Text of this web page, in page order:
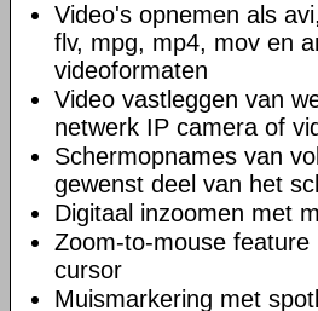
Video's opnemen als
flv, mpg, mp4, mov en
videoformaten
Video vastleggen van
netwerk IP camera of
Schermopnames van
gewenst deel van het
Digitaal inzoomen met
Zoom-to-mouse
cursor
Muismarkering met